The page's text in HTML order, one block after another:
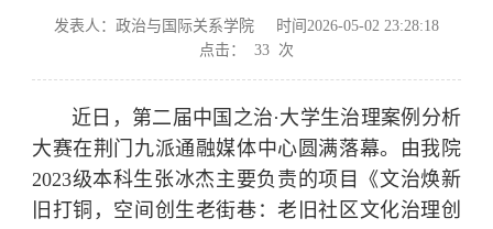
发表人：政治与国际关系学院
时间2026-05-02 23:28:18
点击：
33 次
近日，第二届中国之治·大学生治理案例分析
大赛在荆门九派通融媒体中心圆满落幕。由我院
2023级本科生张冰杰主要负责的项目《文治焕新
旧打铜，空间创生老街巷：老旧社区文化治理创